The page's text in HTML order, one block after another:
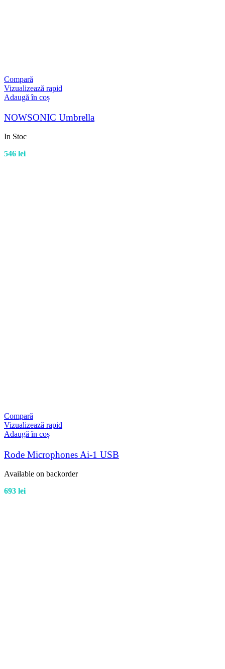
Compară
Vizualizează rapid
Adaugă în coș
NOWSONIC Umbrella
In Stoc
546 lei
Compară
Vizualizează rapid
Adaugă în coș
Rode Microphones Ai-1 USB
Available on backorder
693 lei